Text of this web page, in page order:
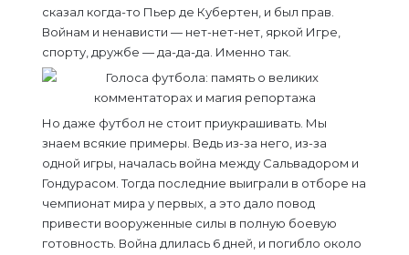
сказал когда-то Пьер де Кубертен, и был прав.
Войнам и ненависти — нет-нет-нет, яркой Игре,
спорту, дружбе — да-да-да. Именно так.
Но даже футбол не стоит приукрашивать. Мы
знаем всякие примеры. Ведь из-за него, из-за
одной игры, началась война между Сальвадором и
Гондурасом. Тогда последние выиграли в отборе на
чемпионат мира у первых, а это дало повод
привести вооруженные силы в полную боевую
готовность. Война длилась 6 дней, и погибло около